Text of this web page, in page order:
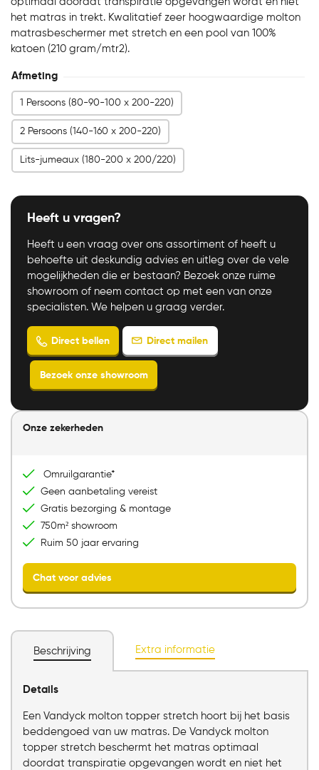
het matras in trekt. Kwalitatief zeer hoogwaardige molton
matrasbeschermer met stretch en een pool van 100%
katoen (210 gram/mtr2).
Afmeting
1 Persoons (80-90-100 x 200-220)
2 Persoons (140-160 x 200-220)
Lits-jumeaux (180-200 x 200/220)
Heeft u vragen?
Heeft u een vraag over ons assortiment of heeft u
behoefte uit deskundig advies en uitleg over de vele
mogelijkheden die er bestaan? Bezoek onze ruime
showroom of neem contact op met een van onze
specialisten. We helpen u graag verder.
Bezoek onze showroom
Onze zekerheden
Omruilgarantie*
Geen aanbetaling vereist
Gratis bezorging & montage
750m² showroom
Ruim 50 jaar ervaring
Beschrijving Extra informatie
Details
Een Vandyck molton topper stretch hoort bij het basis
beddengoed van uw matras. De Vandyck molton
topper stretch beschermt het matras optimaal
doordat transpiratie opgevangen wordt en niet het